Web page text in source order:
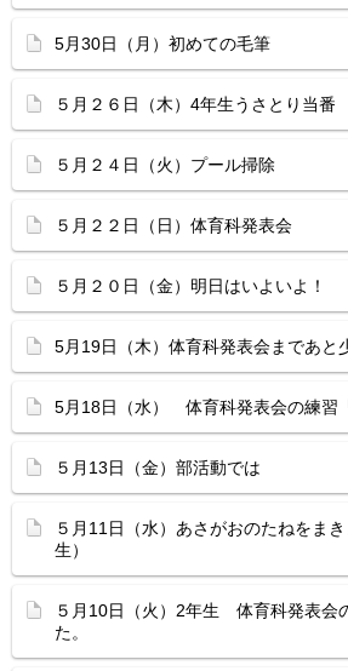
5月30日（月）初めての毛筆
５月２６日（木）4年生うさとり当番
５月２４日（火）プール掃除
５月２２日（日）体育科発表会
５月２０日（金）明日はいよいよ！
5月19日（木）体育科発表会まであと
5月18日（水） 体育科発表会の練習
５月13日（金）部活動では
５月11日（水）あさがおのたねをま
生）
５月10日（火）2年生 体育科発表会
た。